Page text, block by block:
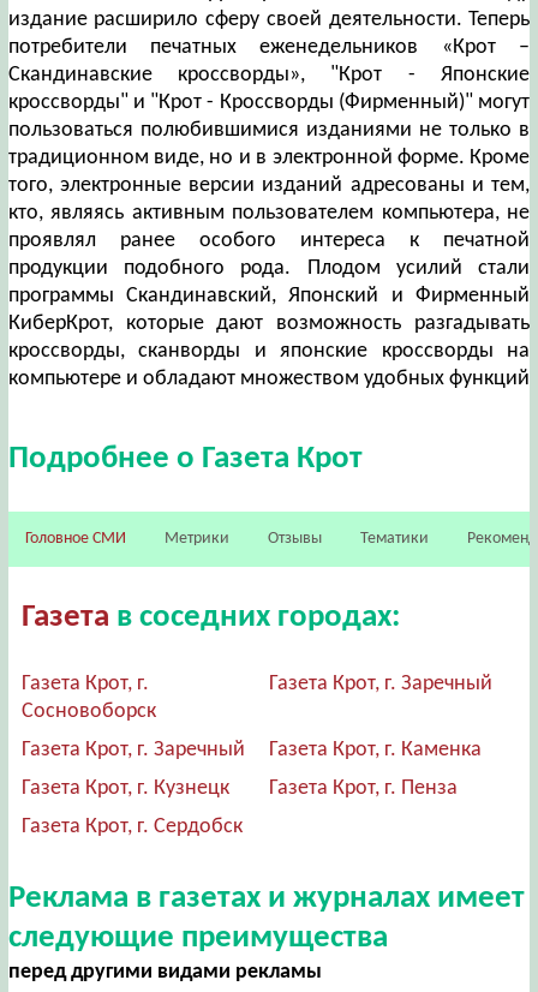
издание расширило сферу своей деятельности. Теперь
потребители печатных еженедельников «Крот –
Скандинавские кроссворды», "Крот - Японские
кроссворды" и "Крот - Кроссворды (Фирменный)" могут
пользоваться полюбившимися изданиями не только в
традиционном виде, но и в электронной форме. Кроме
того, электронные версии изданий адресованы и тем,
кто, являясь активным пользователем компьютера, не
проявлял ранее особого интереса к печатной
продукции подобного рода. Плодом усилий стали
программы Скандинавский, Японский и Фирменный
КиберКрот, которые дают возможность разгадывать
кроссворды, сканворды и японские кроссворды на
компьютере и обладают множеством удобных функций
Подробнее о Газета Крот
Головное СМИ Метрики Отзывы Тематики
Газета в соседних городах:
Газета Крот, г.
Сосновоборск
Газета Крот, г. Заречный
Газета Крот, г. Заречный
Газета Крот, г. Каменка
Газета Крот, г. Кузнецк
Газета Крот, г. Пенза
Газета Крот, г. Сердобск
Реклама в газетах и журналах имеет
следующие преимущества
перед другими видами рекламы